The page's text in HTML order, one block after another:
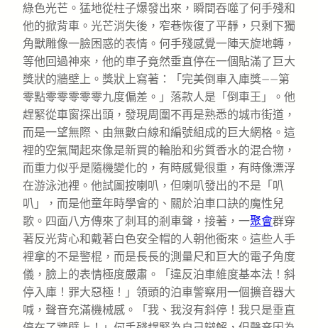
綠色光芒。猛地從柱子爆發出來，瞬間吞噬了何手殘和
他的掀背車。光芒消失後，窄巷恢復了平靜，只剩下獨
角獸雕像一臉困惑的表情。何手殘感覺一陣天旋地轉，
等他回過神來，他的車子竟然垂直停在一個貼滿了巨大
獎狀的牆壁上。獎狀上寫著：「完美倒車入庫獎——第
零點零零零零零九度偏差。」落款人是「倒車王」。他
趕緊從車窗探出頭，發現周圍不再是熟悉的城市街道，
而是一望無際、由無數白線和編號組成的巨大網格。這
裡的空氣聞起來像是新買的輪胎和劣質香水的混合物，
而重力似乎是隨機變化的，有時感覺很重，有時像漂浮
在游泳池裡。他試圖按喇叭，但喇叭發出的不是「叭
叭」，而是他童年時學會的、關於泊車口訣的魔性兒
歌。四面八方傳來了刺耳的剎車聲，接著，一聚會群穿
著反光背心和戴著白色安全帽的人朝他衝來。這些人手
裡拿的不是警棍，而是長長的測量尺和巨大的電子角度
儀，臉上的表情極度嚴肅。「違反泊車維度基本法！斜
停入庫！罪大惡極！」領頭的泊車警察用一個擴音器大
喊，聲音充滿機械感。「我、我沒有斜停！我只是垂直